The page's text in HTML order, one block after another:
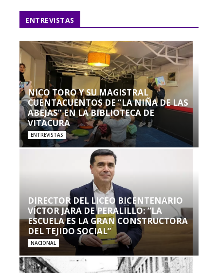
ENTREVISTAS
NICO TORO Y SU MAGISTRAL
CUENTACUENTOS DE “LA NIÑA DE LAS
ABEJAS” EN LA BIBLIOTECA DE
VITACURA
ENTREVISTAS
DIRECTOR DEL LICEO BICENTENARIO
VÍCTOR JARA DE PERALILLO: “LA
ESCUELA ES LA GRAN CONSTRUCTORA
DEL TEJIDO SOCIAL”
NACIONAL